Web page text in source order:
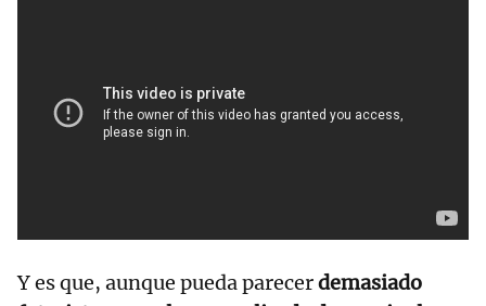
Y es que, aunque pueda parecerdemasiado